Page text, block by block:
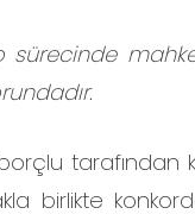
sürecinde
birlikte